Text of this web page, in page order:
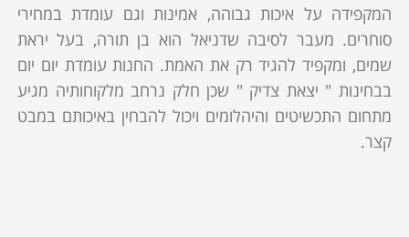
המקפידה על איכות גבוהה, אמינות וגם עומדת במחירי
סוחרים. מעבר לסיבה שדניאל הוא בן תורה, בעל יראת
שמים, ומקפיד להגיד רק את האמת. החנות עומדת יום יום
בבחינות " יצאת צדיק " שכן חלק נרחב מלקוחותיה מגיע
מתחום התכשיטים והיהלומים ויכול להבחין באיכותם במבט
קצר.